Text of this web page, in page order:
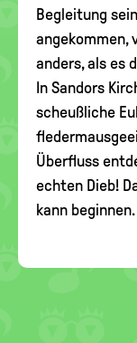
Begleitung
angekommen,
anders, als es
In Sandors
scheußliche
Überfluss
echten Dieb!
kann beginnen.